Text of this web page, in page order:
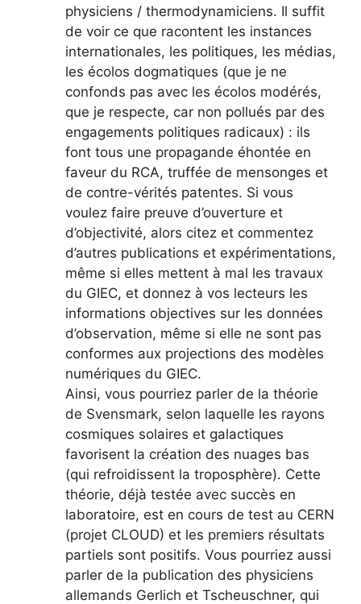
physiciens / thermodynamiciens. Il suffit
de voir ce que racontent les instances
internationales, les politiques, les médias,
les écolos dogmatiques (que je ne
confonds pas avec les écolos modérés,
que je respecte, car non pollués par des
engagements politiques radicaux) : ils
font tous une propagande éhontée en
faveur du RCA, truffée de mensonges et
de contre-vérités patentes. Si vous
voulez faire preuve d’ouverture et
d’objectivité, alors citez et commentez
d’autres publications et expérimentations,
même si elles mettent à mal les travaux
du GIEC, et donnez à vos lecteurs les
informations objectives sur les données
d’observation, même si elle ne sont pas
conformes aux projections des modèles
numériques du GIEC.
Ainsi, vous pourriez parler de la théorie
de Svensmark, selon laquelle les rayons
cosmiques solaires et galactiques
favorisent la création des nuages bas
(qui refroidissent la troposphère). Cette
théorie, déjà testée avec succès en
laboratoire, est en cours de test au CERN
(projet CLOUD) et les premiers résultats
partiels sont positifs. Vous pourriez aussi
parler de la publication des physiciens
allemands Gerlich et Tscheuschner, qui